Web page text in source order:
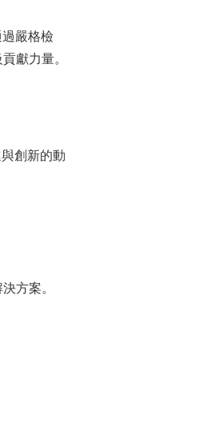
嚴格檢
獻力量。
創新的動
方案。